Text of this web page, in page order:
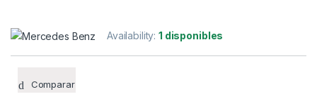
Availability:1 disponibles
Comparar